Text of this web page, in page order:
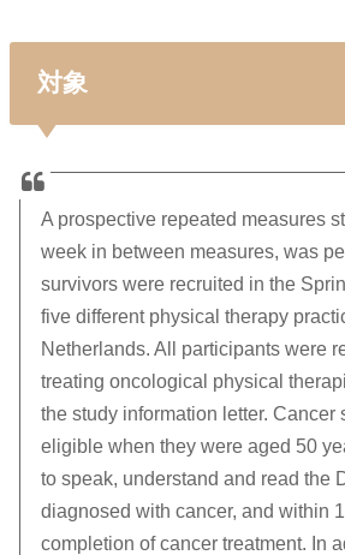
対象
A prospective repeated measures
week in between measures, was
survivors were recruited in the
five different physical therapy
Netherlands. All participants were
treating oncological physical
the study information letter. Cancer
eligible when they were aged 50
to speak, understand and read the
diagnosed with cancer, and within
completion of cancer treatment. In